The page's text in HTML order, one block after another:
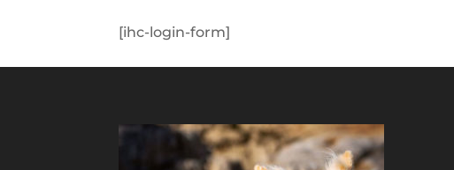
[ihc-login-form]